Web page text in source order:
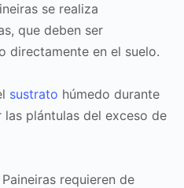
se realiza
que deben ser
directamente en el suelo.
sustrato húmedo durante
plántulas del exceso de
requieren de